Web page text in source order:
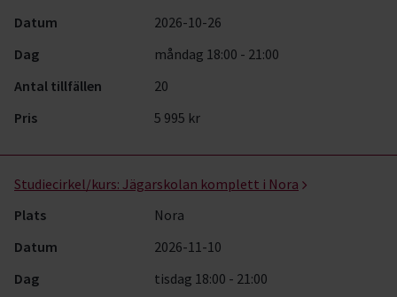
Datum
2026-10-26
Dag
måndag 18:00 - 21:00
Antal tillfällen
20
Pris
5 995 kr
Studiecirkel/kurs: Jägarskolan komplett i Nora
Plats
Nora
Datum
2026-11-10
Dag
tisdag 18:00 - 21:00